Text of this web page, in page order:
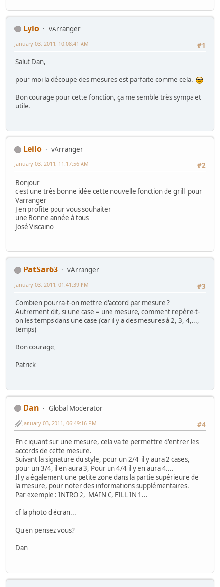
Lylo
vArranger
#1
January 03, 2011, 10:08:41 AM
Salut Dan,
pour moi la découpe des mesures est parfaite comme cela.
Bon courage pour cette fonction, ça me semble très sympa et
utile.
Leilo
vArranger
#2
January 03, 2011, 11:17:56 AM
Bonjour
c'est une très bonne idée cette nouvelle fonction de grill pour
Varranger
J'en profite pour vous souhaiter
une Bonne année à tous
José Viscaino
PatSar63
vArranger
#3
January 03, 2011, 01:41:39 PM
Combien pourra-t-on mettre d'accord par mesure ?
Autrement dit, si une case = une mesure, comment repère-t-
on les temps dans une case (car il y a des mesures à 2, 3, 4,...,
temps)
Bon courage,
Patrick
Dan
Global Moderator
#4
January 03, 2011, 06:49:16 PM
En cliquant sur une mesure, cela va te permettre d'entrer les
accords de cette mesure.
Suivant la signature du style, pour un 2/4 il y aura 2 cases,
pour un 3/4, il en aura 3, Pour un 4/4 il y en aura 4....
Il y a également une petite zone dans la partie supérieure de
la mesure, pour noter des informations supplémentaires.
Par exemple : INTRO 2, MAIN C, FILL IN 1...
cf la photo d'écran...
Qu'en pensez vous?
Dan